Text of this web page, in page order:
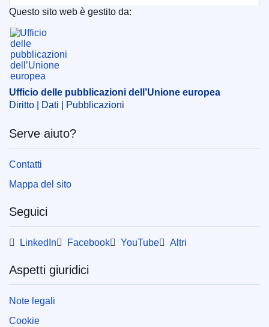
europea)
Argomento:
distribuzione commerciale
macchina elettrica
OJ : JOC_2023_035_R_0072
Ufficio delle pubblicazioni dell’Unione europea
Questo sito web è gestito da:
Ufficio delle pubblicazioni dell’Unione europea
Diritto | Dati | Pubblicazioni
Serve aiuto?
Contatti
Mappa del sito
Seguici
LinkedIn Facebook YouTube Altri
Aspetti giuridici
Note legali
Cookie